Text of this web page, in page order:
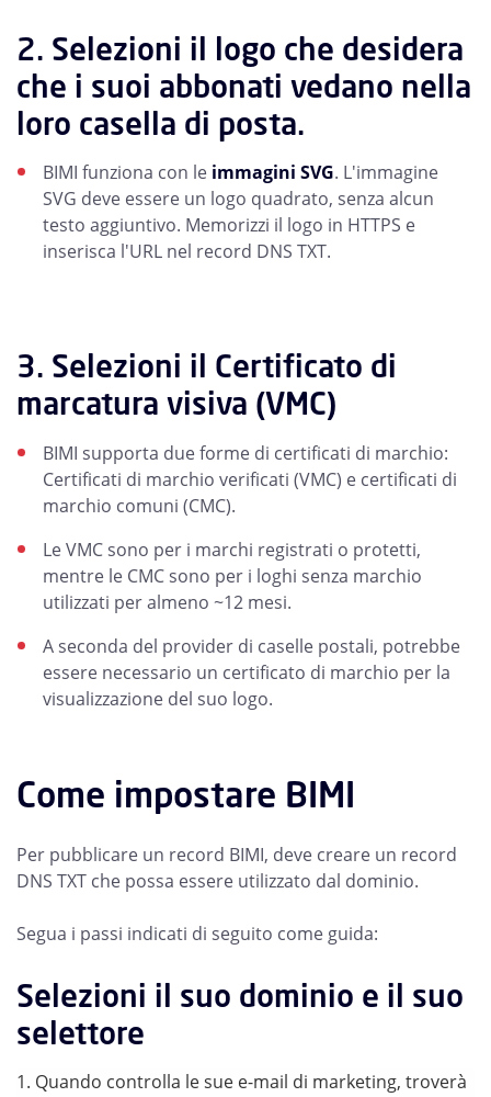
2. Selezioni il logo che desidera
che i suoi abbonati vedano nella
loro casella di posta.
BIMI funziona con le immagini SVG. L'immagine
SVG deve essere un logo quadrato, senza alcun
testo aggiuntivo. Memorizzi il logo in HTTPS e
inserisca l'URL nel record DNS TXT.
3. Selezioni il Certificato di
marcatura visiva (VMC)
BIMI supporta due forme di certificati di marchio:
Certificati di marchio verificati (VMC) e certificati di
marchio comuni (CMC).
Le VMC sono per i marchi registrati o protetti,
mentre le CMC sono per i loghi senza marchio
utilizzati per almeno ~12 mesi.
A seconda del provider di caselle postali, potrebbe
essere necessario un certificato di marchio per la
visualizzazione del suo logo.
Come impostare BIMI
Per pubblicare un record BIMI, deve creare un record
DNS TXT che possa essere utilizzato dal dominio.
Segua i passi indicati di seguito come guida:
Selezioni il suo dominio e il suo
selettore
Quando controlla le sue e-mail di marketing, troverà